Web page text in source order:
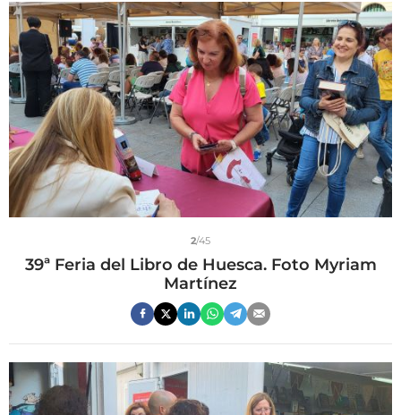
2/45
39ª Feria del Libro de Huesca. Foto Myriam
Martínez